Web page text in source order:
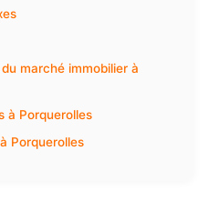
marché immobilier à
à Porquerolles
Porquerolles